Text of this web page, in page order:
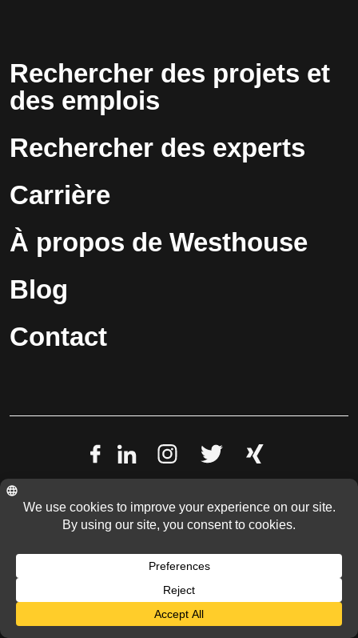
Rechercher des projets et
des emplois
Rechercher des experts
Carrière
À propos de Westhouse
Blog
Contact
© 2022 Westhouse Holding GmbH